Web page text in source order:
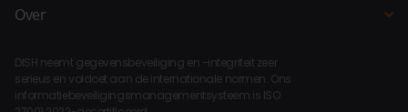
Bestelsite
Bar Keuken Manager
QR-betalen
Fastservice
Strandpaviljoen
Blogs
Over
Koppelingen
Compliance
DISH neemt gegevensbeveiliging en -integriteit zeer
serieus en voldoet aan de internationale normen. Ons
informatiebeveiligingsmanagementsysteem is ISO